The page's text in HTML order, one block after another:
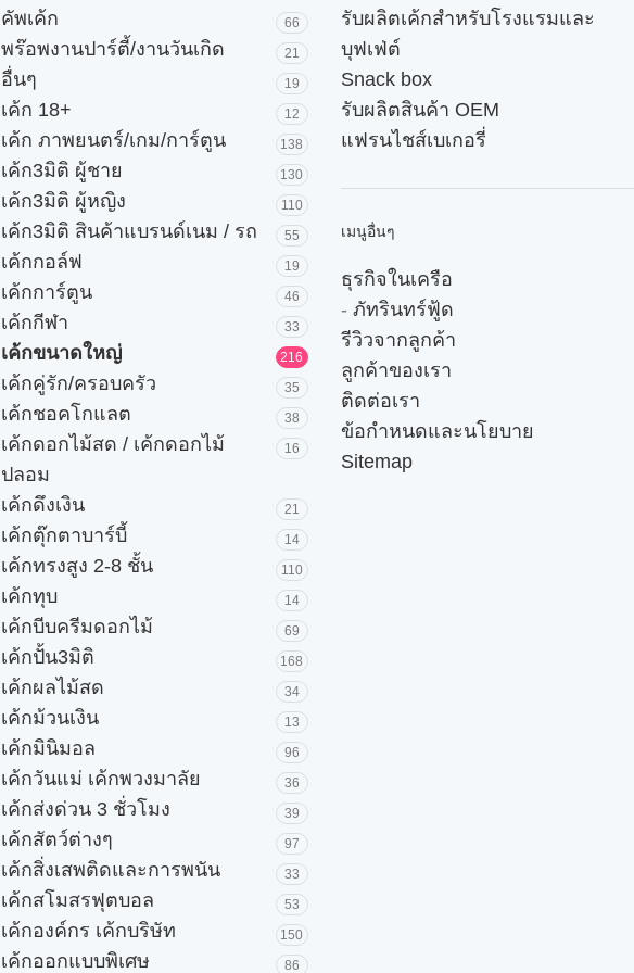
คัพเค้ก 66
พร๊อพงานปาร์ตี้/งานวันเกิด 21
อื่นๆ 19
เค้ก 18+ 12
เค้ก ภาพยนตร์/เกม/การ์ตูน 138
เค้ก3มิติ ผู้ชาย 130
เค้ก3มิติ ผู้หญิง 110
เค้ก3มิติ สินค้าแบรนด์เนม / รถ 55
เค้กกอล์ฟ 19
เค้กการ์ตูน 46
เค้กกีฬา 33
เค้กขนาดใหญ่ 216
เค้กคู่รัก/ครอบครัว 35
เค้กชอคโกแลต 38
เค้กดอกไม้สด / เค้กดอกไม้
ปลอม
16
เค้กดึงเงิน 21
เค้กตุ๊กตาบาร์บี้ 14
เค้กทรงสูง 2-8 ชั้น 110
เค้กทุบ 14
เค้กบีบครีมดอกไม้ 69
เค้กปั้น3มิติ 168
เค้กผลไม้สด 34
เค้กม้วนเงิน 13
เค้กมินิมอล 96
เค้กวันแม่ เค้กพวงมาลัย 36
เค้กส่งด่วน 3 ชั่วโมง 39
เค้กสัตว์ต่างๆ 97
เค้กสิ่งเสพติดและการพนัน 33
เค้กสโมสรฟุตบอล 53
เค้กองค์กร เค้กบริษัท 150
เค้กออกแบบพิเศษ 86
รับผลิตเค้กสำหรับโรงแรมและ
บุฟเฟ่ต์
Snack box
รับผลิตสินค้า OEM
แฟรนไชส์เบเกอรี่
เมนูอื่นๆ
ธุรกิจในเครือ
- ภัทรินทร์ฟู้ด
รีวิวจากลูกค้า
ลูกค้าของเรา
ติดต่อเรา
ข้อกำหนดและนโยบาย
Sitemap